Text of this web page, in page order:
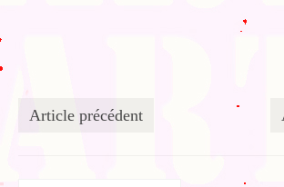
Article précédent